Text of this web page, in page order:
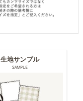
生地サンプル
SAMPLE